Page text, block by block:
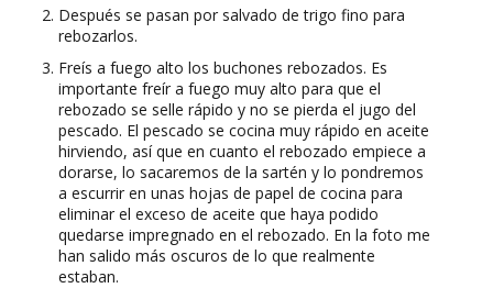
Después se pasan por salvado de trigo fino para
rebozarlos.
Freís a fuego alto los buchones rebozados. Es
importante freír a fuego muy alto para que el
rebozado se selle rápido y no se pierda el jugo del
pescado. El pescado se cocina muy rápido en aceite
hirviendo, así que en cuanto el rebozado empiece a
dorarse, lo sacaremos de la sartén y lo pondremos
a escurrir en unas hojas de papel de cocina para
eliminar el exceso de aceite que haya podido
quedarse impregnado en el rebozado. En la foto me
han salido más oscuros de lo que realmente
estaban.